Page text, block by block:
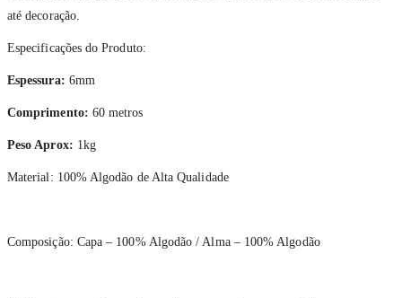
até decoração.
Especificações do Produto:
Espessura: 6mm
Comprimento: 60 metros
Peso Aprox: 1kg
Material: 100% Algodão de Alta Qualidade
Composição: Capa – 100% Algodão / Alma – 100% Algodão